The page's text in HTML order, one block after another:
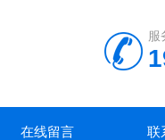
服
在线留言 联